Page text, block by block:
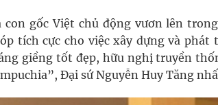
con gốc Việt chủ động vươn lên
tích cực cho việc xây dựng và phát
giềng tốt đẹp, hữu nghị truyền
Đại sứ Nguyễn Huy Tăng